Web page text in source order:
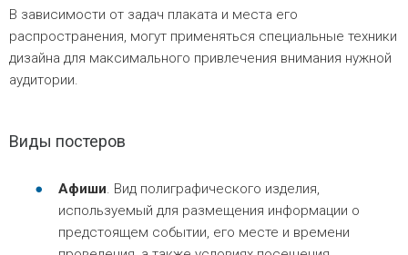
В зависимости от задач плаката и места его
распространения, могут применяться специальные техники
дизайна для максимального привлечения внимания нужной
аудитории.
Виды постеров
Афиши . Вид полиграфического изделия,
используемый для размещения информации о
предстоящем событии, его месте и времени